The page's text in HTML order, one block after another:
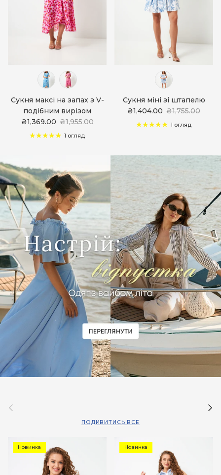
Сукня максі на запах з V-
подібним вирізом
₴1,369.00 ₴1,955.00
1 огляд
Сукня міні зі штапелю
₴1,404.00 ₴1,755.00
1 огляд
Назад
ПОДИВИТИСЬ ВСЕ
Новинка Новинка